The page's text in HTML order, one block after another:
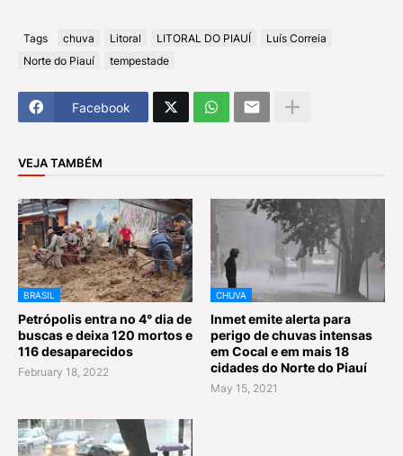
Tags chuva Litoral LITORAL DO PIAUÍ
Luís Correia
Norte do Piauí
tempestade
Facebook
VEJA TAMBÉM
BRASIL
Petrópolis entra no 4° dia de
buscas e deixa 120 mortos e
116 desaparecidos
February 18, 2022
CHUVA
Inmet emite alerta para
perigo de chuvas intensas
em Cocal e em mais 18
cidades do Norte do Piauí
May 15, 2021